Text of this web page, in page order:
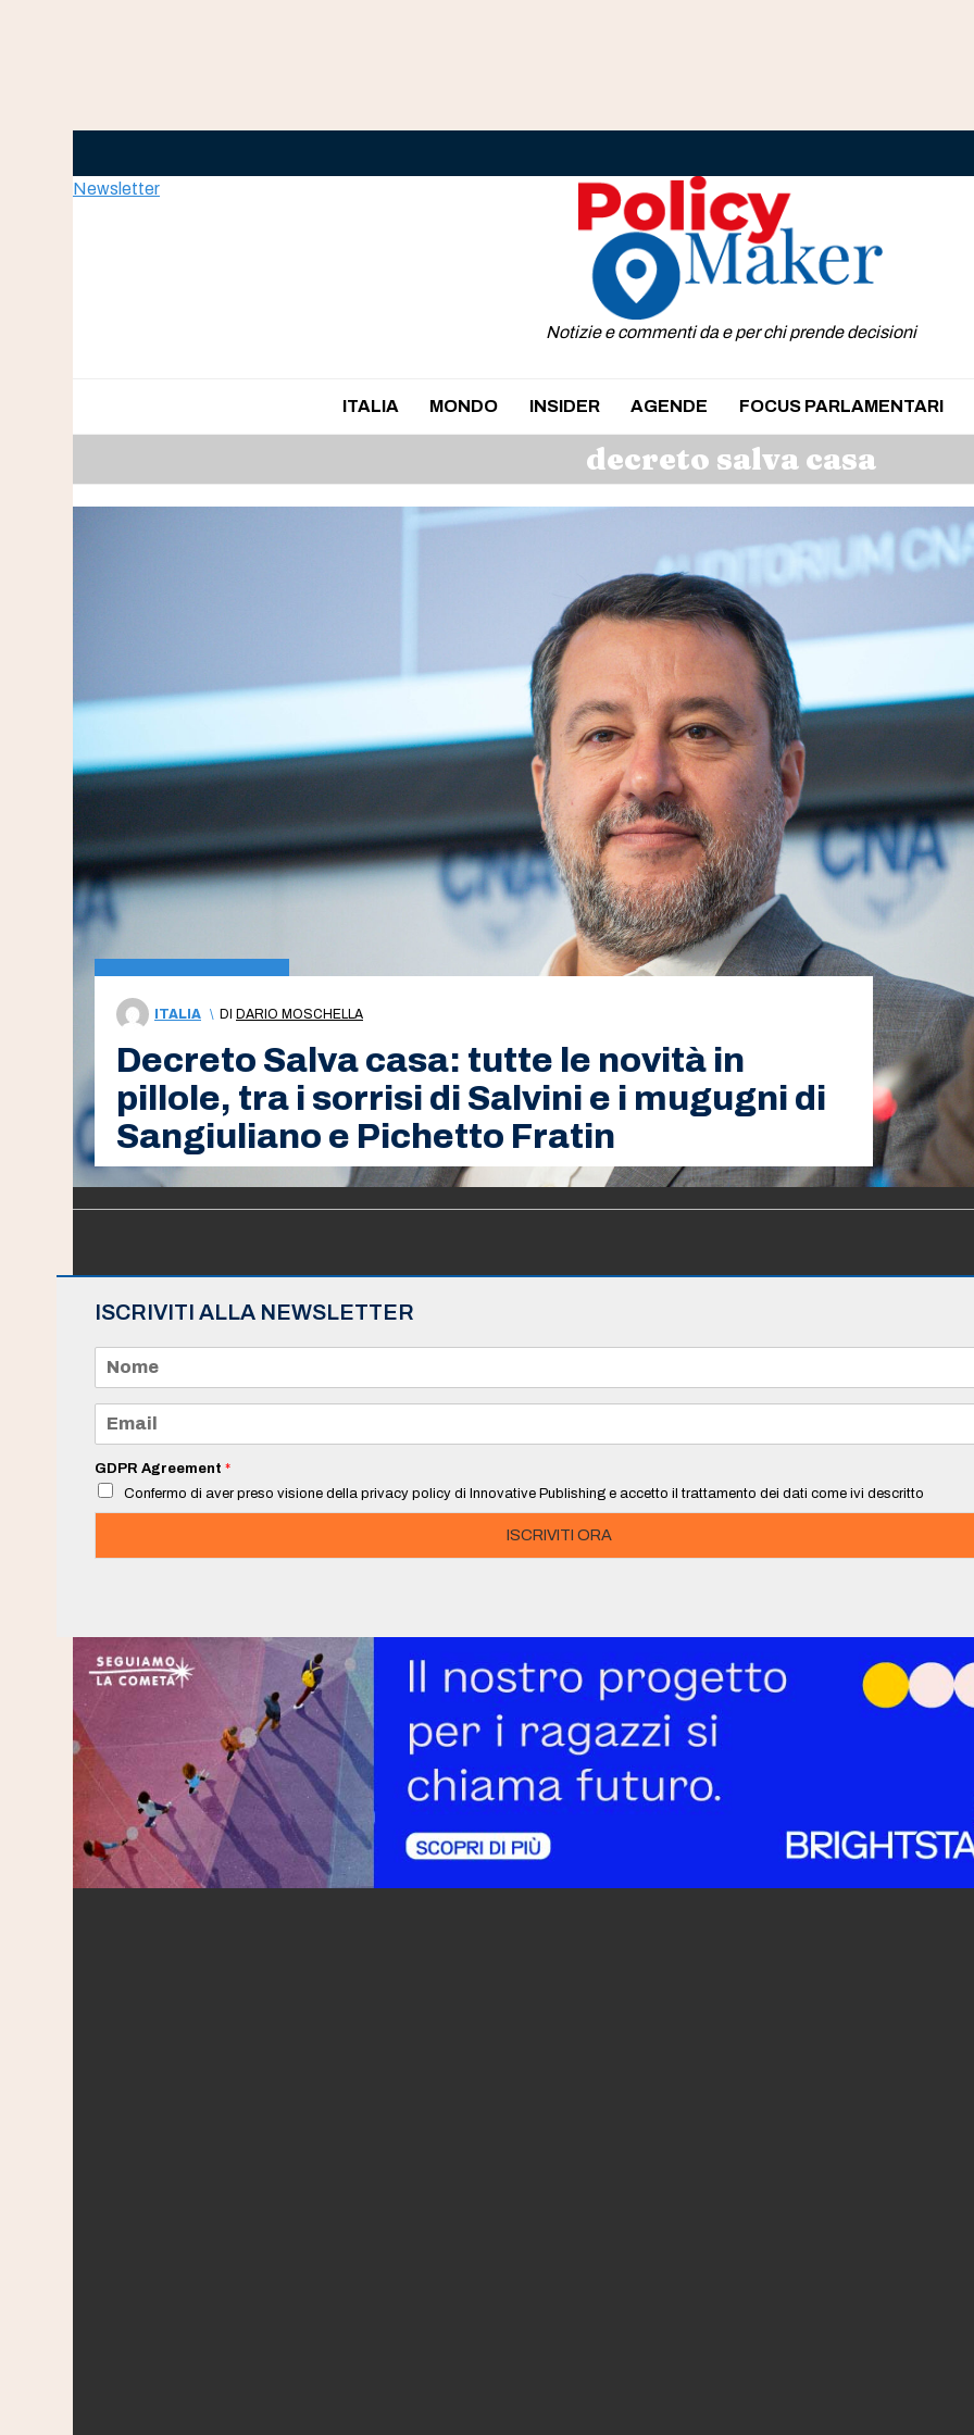
Newsletter
Notizie e commenti da e per chi prende decisioni
ITALIA MONDO INSIDER AGENDE FOCUS PARLAMENTARI
decreto salva casa
ITALIA \ DI DARIO MOSCHELLA
Decreto Salva casa: tutte le novità in
pillole, tra i sorrisi di Salvini e i mugugni di
Sangiuliano e Pichetto Fratin
ISCRIVITI ALLA NEWSLETTER
m
e
a
i
*
GDPR Agreement *
Confermo di aver preso visione della privacy policy di Innovative Publishing e accetto il trattamento dei dati come ivi descritto
ISCRIVITI ORA